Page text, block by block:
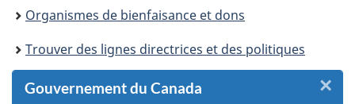
ici :
Organismes de bienfaisance et dons
Trouver des lignes directrices et des politiques
Gouvernement du Canada ×